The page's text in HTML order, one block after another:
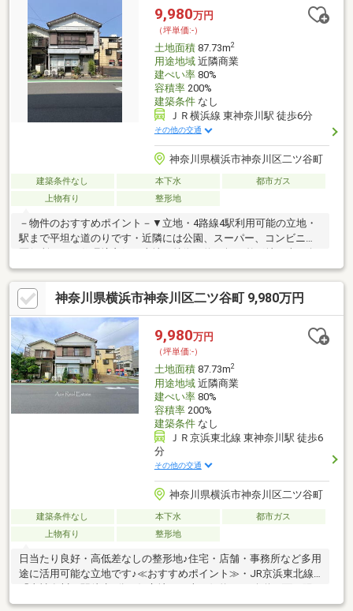
（30分～） 〇資金計画のご相談（30分～）〇現地／物件見学（60
分～） 〇周辺環境のご紹介（60分～） ご来場の際は、事前にご予
約をお願いします♪
9,980万円
（坪単価:-）
土地面積87.73m2
用途地域近隣商業
建ぺい率80%
容積率200%
建築条件なし
ＪＲ横浜線 東神奈川駅 徒歩6分
その他の交通
神奈川県横浜市神奈川区二ツ谷町
建築条件なし 本下水
都市ガス
上物有り
整形地
－物件のおすすめポイント－▼立地・4路線4駅利用可能の立地・
駅まで平坦な道のりです・近隣には公園、スーパー、コンビニ、
きにつき陽当たり良好・近隣商業地域・前面道路は約7.9ｍで開放
感ございます・建築条件付き売地ではございません、お好きなハ
ウスメーカーにて建築可能です■ご希望の住まい探しをお手伝い
します ━━━━━ ・・・物件の詳細・ご相談はお気軽にお問い合
神奈川県横浜市神奈川区二ツ谷町 9,980万円
9,980万円
（坪単価:-）
土地面積87.73m2
用途地域近隣商業
建ぺい率80%
容積率200%
建築条件なし
ＪＲ京浜東北線 東神奈川駅 徒歩6
分
その他の交通
神奈川県横浜市神奈川区二ツ谷町
建築条件なし 本下水
都市ガス
上物有り
整形地
日当たり良好・高低差なしの整形地♪住宅・店舗・事務所など多用
途に活用可能な立地です♪≪おすすめポイント≫・JR京浜東北線
「東神奈川」駅徒歩6分の好立地。・南西側約7.9m公道に面し陽
当たり良好。・前面道路との高低差なしで建築計画が立てやす